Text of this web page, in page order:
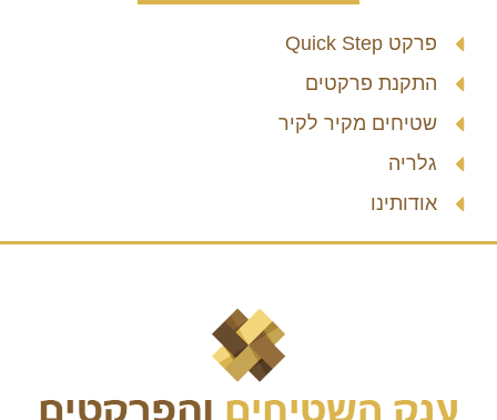
פרקט Quick Step
התקנת פרקטים
שטיחים מקיר לקיר
גלריה
אודותינו